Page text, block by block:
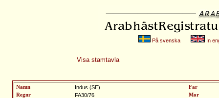
På svenska In
Visa stamtavla
Namn Indus (SE)
Far
Regnr
FA30/76
Mor